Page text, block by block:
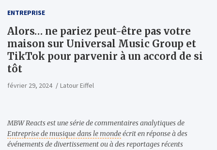
ENTREPRISE
Alors… ne pariez peut-être pas votre
maison sur Universal Music Group et
TikTok pour parvenir à un accord de si
tôt
février 29, 2024 Latour Eiffel
MBW Reacts est une série de commentaires analytiques de
Entreprise de musique dans le mondeécrit en réponse à des
événements de divertissement ou à des reportages récents